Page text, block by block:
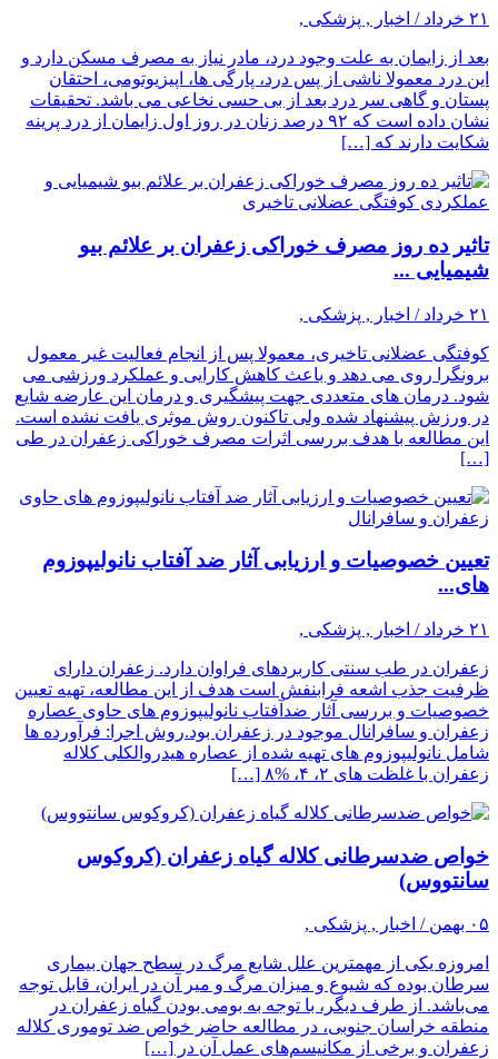
۲۱ خرداد / اخبار , پزشکی ,
بعد از زایمان به علت وجود درد، مادر نیاز به مصرف مسکن دارد و
این درد معمولا ناشی از پس درد، پارگی ها، اپیزیوتومی، احتقان
پستان و گاهی سر درد بعد از بی حسی نخاعی می باشد. تحقیقات
نشان داده است که ۹۲ درصد زنان در روز اول زایمان از درد پرینه
شکایت دارند که […]
تاثیر ده روز مصرف خوراکی زعفران بر علائم بیو
شیمیایی ...
۲۱ خرداد / اخبار , پزشکی ,
کوفتگی عضلانی تاخیری، معمولا پس از انجام فعالیت غیر معمول
برونگرا روی می دهد و باعث کاهش کارایی و عملکرد ورزشی می
شود. درمان های متعددی جهت پیشگیری و درمان این عارضه شایع
در ورزش پیشنهاد شده ولی تاکنون روش موثری یافت نشده است.
این مطالعه با هدف بررسی اثرات مصرف خوراکی زعفران در طی
[…]
تعیین خصوصیات و ارزیابی آثار ضد آفتاب نانولیپوزوم
های...
۲۱ خرداد / اخبار , پزشکی ,
زعفران در طب سنتی کاربردهای فراوان دارد. زعفران دارای
ظرفیت جذب اشعه فرابنفش است هدف از این مطالعه، تهیه تعیین
خصوصیات و بررسی آثار ضدآفتاب نانولیپوزوم های حاوی عصاره
زعفران و سافرانال موجود در زعفران بود.روش اجرا: فرآورده ها
شامل نانولیپوزوم های تهیه شده از عصاره هیدروالکلی کلاله
زعفران با غلظت های ۲، ۴، %۸ […]
خواص ضدسرطانی کلاله گیاه زعفران (کروکوس
سانتووس)
۰۵ بهمن / اخبار , پزشکی ,
امروزه یکی از مهمترین علل شایع مرگ در سطح جهان بیماری
سرطان بوده که شیوع و میزان مرگ و میر آن در ایران، قابل توجه
می‌باشد. از طرف دیگر، با توجه به بومی بودن گیاه زعفران در
منطقه خراسان جنوبی، در مطالعه حاضر خواص ضد توموری کلاله
زعفران و برخی از مکانیسم‌های عمل آن در […]